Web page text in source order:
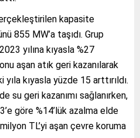
kapasite
855 MW’a taşıdı. Grup
yılına kıyasla %27
aşan atık geri kazanılarak
kıyasla yüzde 15 arttırıldı.
su geri kazanımı sağlanırken,
göre %14’lük azalma elde
TL’yi aşan çevre koruma